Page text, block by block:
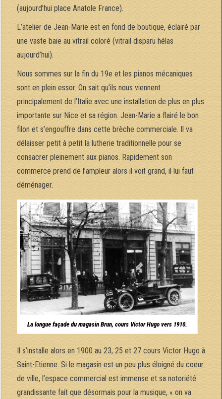
(aujourd’hui place Anatole France).
L’atelier de Jean-Marie est en fond de boutique, éclairé par
une vaste baie au vitrail coloré (vitrail disparu hélas
aujourd’hui).
Nous sommes sur la fin du 19e et les pianos mécaniques
sont en plein essor. On sait qu’ils nous viennent
principalement de l’Italie avec une installation de plus en plus
importante sur Nice et sa région. Jean-Marie a flairé le bon
filon et s’engouffre dans cette brèche commerciale. Il va
délaisser petit à petit la lutherie traditionnelle pour se
consacrer pleinement aux pianos. Rapidement son
commerce prend de l’ampleur alors il voit grand, il lui faut
déménager.
La longue façade du magasin Brun, cours Victor Hugo vers 1910.
Il s’installe alors en 1900 au 23, 25 et 27 cours Victor Hugo à
Saint-Etienne. Si le magasin est un peu plus éloigné du coeur
de ville, l’espace commercial est immense et sa notoriété
grandissante fait que désormais pour la musique, « on va